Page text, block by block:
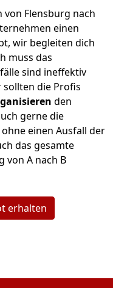
Flensburg nach
einen
wir begleiten dich
muss das
sind ineffektiv
sollten die Profis
den
gerne die
ohne einen Ausfall der
das gesamte
von A nach B
erhalten